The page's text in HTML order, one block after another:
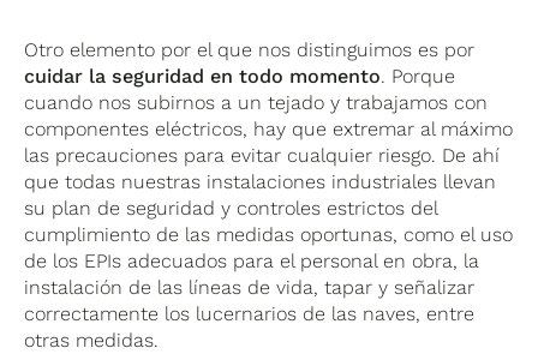
Otro elemento por el que nos distinguimos es por
cuidar la seguridad en todo momento. Porque
cuando nos subirnos a un tejado y trabajamos con
componentes eléctricos, hay que extremar al máximo
las precauciones para evitar cualquier riesgo. De ahí
que todas nuestras instalaciones industriales llevan
su plan de seguridad y controles estrictos del
cumplimiento de las medidas oportunas, como el uso
de los EPIs adecuados para el personal en obra, la
instalación de las líneas de vida, tapar y señalizar
correctamente los lucernarios de las naves, entre
otras medidas.